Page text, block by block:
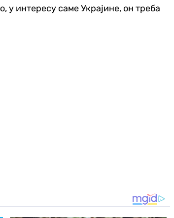
у интересу саме Украјине, он треба